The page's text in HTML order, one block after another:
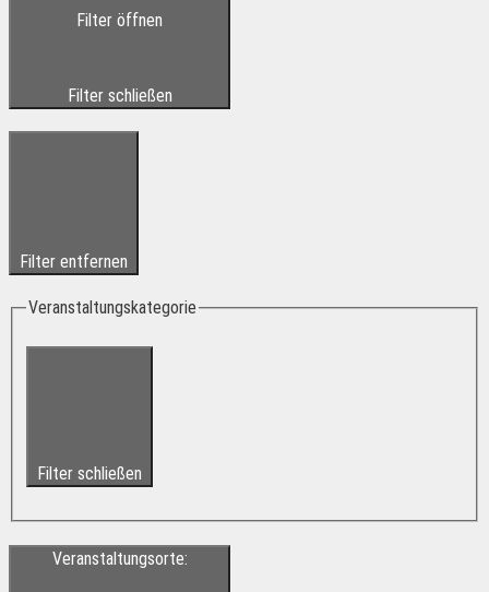
Filter öffnen
Filter schließen
Filter entfernen
Veranstaltungskategorie
Filter schließen
Veranstaltungsorte: